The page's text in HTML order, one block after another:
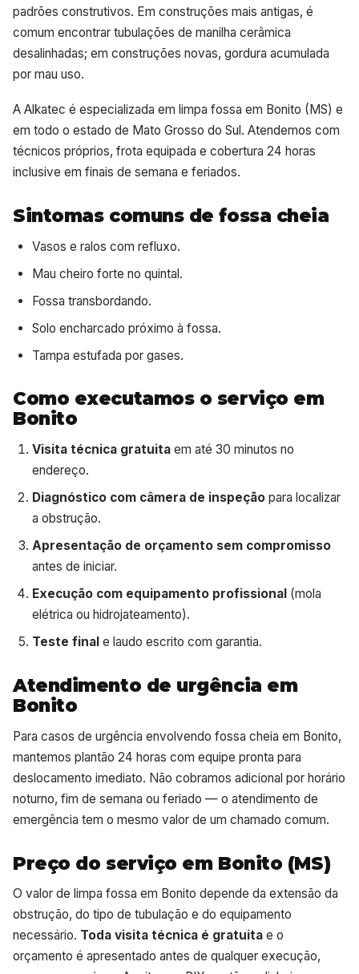
padrões construtivos. Em construções mais antigas, é
comum encontrar tubulações de manilha cerâmica
desalinhadas; em construções novas, gordura acumulada
por mau uso.
A Alkatec é especializada em limpa fossa em Bonito (MS) e
em todo o estado de Mato Grosso do Sul. Atendemos com
técnicos próprios, frota equipada e cobertura 24 horas
inclusive em finais de semana e feriados.
Sintomas comuns de fossa cheia
Vasos e ralos com refluxo.
Mau cheiro forte no quintal.
Fossa transbordando.
Solo encharcado próximo à fossa.
Tampa estufada por gases.
Como executamos o serviço em
Bonito
Visita técnica gratuita em até 30 minutos no
endereço.
Diagnóstico com câmera de inspeção para localizar
a obstrução.
Apresentação de orçamento sem compromisso
antes de iniciar.
Execução com equipamento profissional (mola
elétrica ou hidrojateamento).
Teste final e laudo escrito com garantia.
Atendimento de urgência em
Bonito
Para casos de urgência envolvendo fossa cheia em Bonito,
mantemos plantão 24 horas com equipe pronta para
deslocamento imediato. Não cobramos adicional por horário
noturno, fim de semana ou feriado — o atendimento de
emergência tem o mesmo valor de um chamado comum.
Preço do serviço em Bonito (MS)
O valor de limpa fossa em Bonito depende da extensão da
obstrução, do tipo de tubulação e do equipamento
necessário. Toda visita técnica é gratuita e o
orçamento é apresentado antes de qualquer execução,